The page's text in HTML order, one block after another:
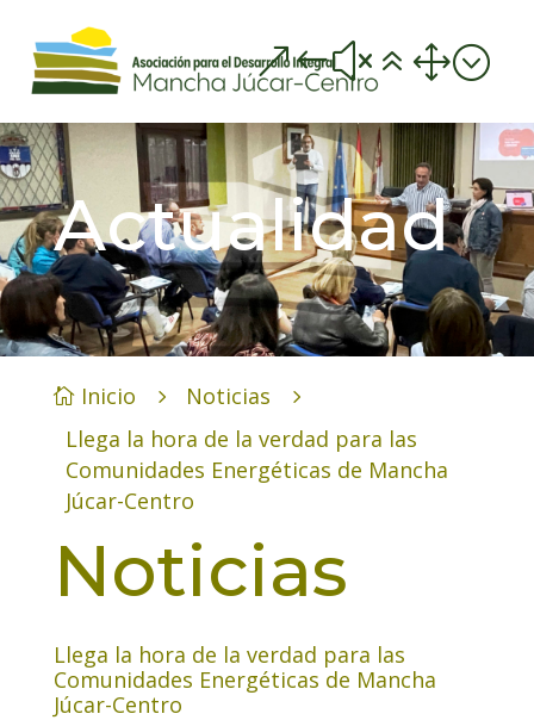
&#x61;
Actualidad
 Inicio 5 Noticias 5
Llega la hora de la verdad para las
Comunidades Energéticas de Mancha
Júcar-Centro
Noticias
Llega la hora de la verdad para las
Comunidades Energéticas de Mancha
Júcar-Centro